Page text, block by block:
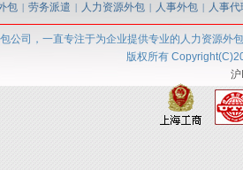
包 | 劳务派遣 | 人力资源外包 | 人事外包 | 人事代
公司 ，一直专注于为企业提供专业的人力资源外包
版权所有